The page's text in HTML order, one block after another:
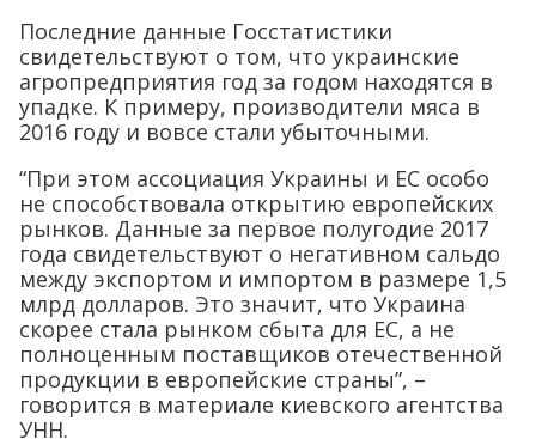
Последние данные Госстатистики
свидетельствуют о том, что украинские
агропредприятия год за годом находятся в
упадке. К примеру, производители мяса в
2016 году и вовсе стали убыточными.
“При этом ассоциация Украины и ЕС особо
не способствовала открытию европейских
рынков. Данные за первое полугодие 2017
года свидетельствуют о негативном сальдо
между экспортом и импортом в размере 1,5
млрд долларов. Это значит, что Украина
скорее стала рынком сбыта для ЕС, а не
полноценным поставщиков отечественной
продукции в европейские страны”, –
говорится в материале киевского агентства
УНН.